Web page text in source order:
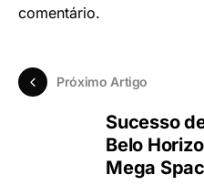
comentário.
Próximo Artigo
Sucesso
Belo
Mega